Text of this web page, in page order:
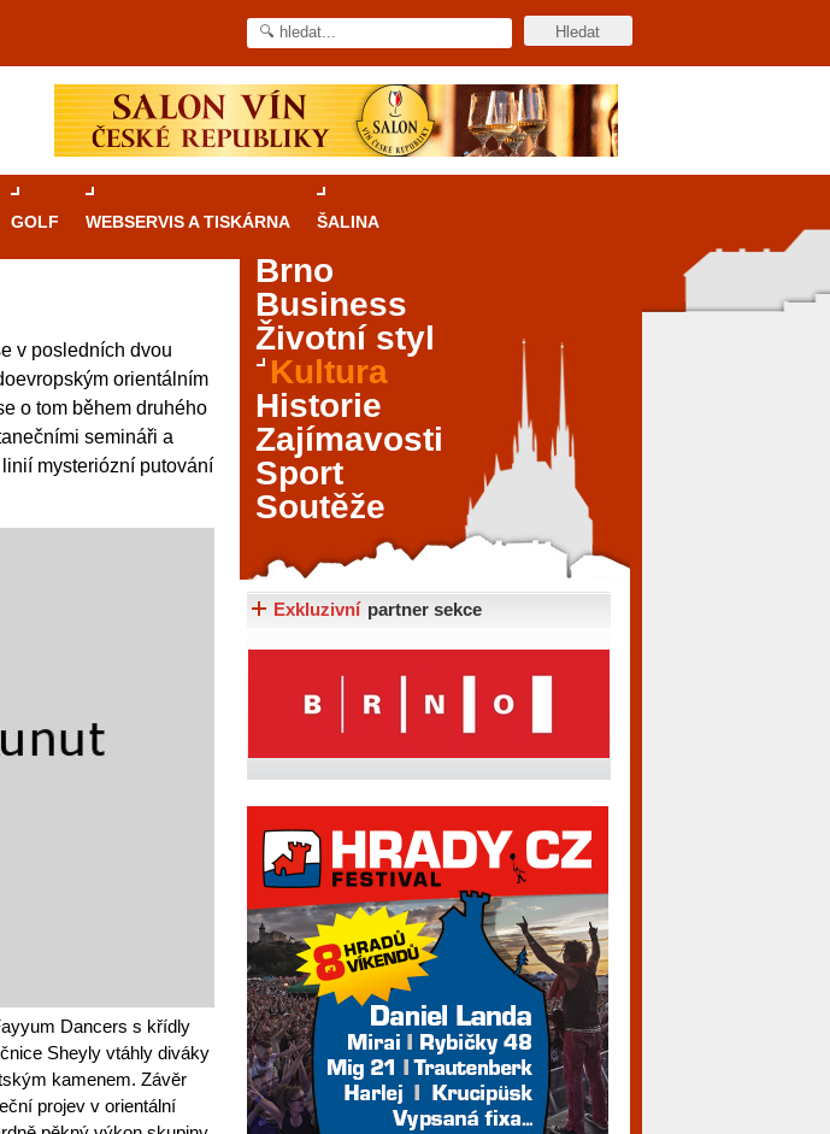
GOLF WEBSERVIS A TISKÁRNA ŠALINA
v posledních dvou
orientálním
o tom během druhého
semináři a
mysteriózní putování
Dancers s křídly
Sheyly vtáhly diváky
kamenem. Závěr
projev v orientální
zajímavé památky, skvělé
Mimo jiné je ale také
a bezpečně vyzkoušet
kvetoucí moravské
Brno
Business
Životní styl
Kultura
Historie
Zajímavosti
Sport
Soutěže
Exkluzivní partner sekce